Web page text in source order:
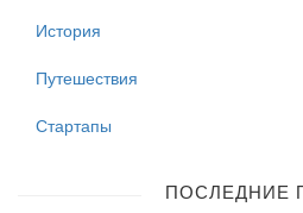
История
Путешествия
Стартапы
ПОСЛЕДНИЕ